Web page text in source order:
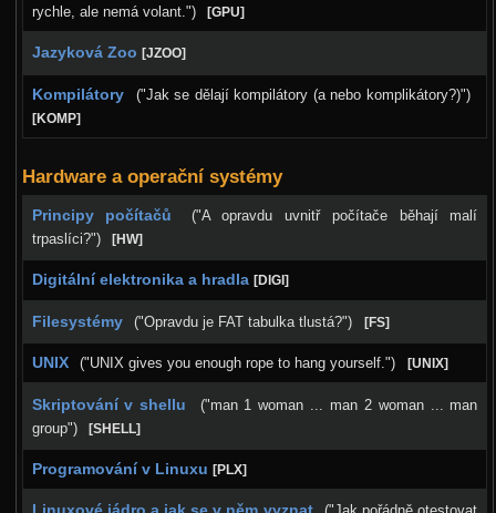
rychle, ale nemá volant.")
[GPU]
Jazyková Zoo [JZOO]
Kompilátory ("Jak se dělají kompilátory (a nebo komplikátory?)")
[KOMP]
Hardware a operační systémy
Principy počítačů
("A opravdu uvnitř počítače běhají malí
trpaslíci?")
[HW]
Digitální elektronika a hradla [DIGI]
Filesystémy ("Opravdu je FAT tabulka tlustá?") [FS]
UNIX ("UNIX gives you enough rope to hang yourself.") [UNIX]
Skriptování v shellu
("man 1 woman ... man 2 woman ... man
group")
[SHELL]
Programování v Linuxu [PLX]